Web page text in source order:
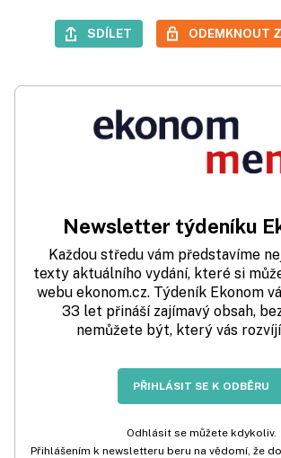
SDÍLET ODEMKNOUT
Newsletter týdeníku
Každou středu vám představíme
texty aktuálního vydání, které si
webu ekonom.cz. Týdeník Ekonom
33 let přináší zajímavý obsah,
nemůžete být, který vás
PŘIHLÁSIT SE K ODBĚRU
Odhlásit se můžete kdykoliv.
Přihlášením k newsletteru beru na vědomí, že